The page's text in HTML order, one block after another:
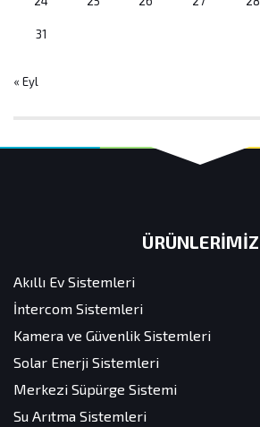
31
« Eyl
ÜRÜNLERİMİZ
Akıllı Ev Sistemleri
İntercom Sistemleri
Kamera ve Güvenlik Sistemleri
Solar Enerji Sistemleri
Merkezi Süpürge Sistemi
Su Arıtma Sistemleri